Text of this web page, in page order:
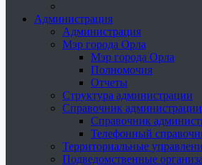
Администрация
Администрация
Мэр города Орла
Мэр города Орла
Полномочия
Отчеты
Структура администрации
Справочник администрации
Справочник
Телефонный
Территориальные
Подведомственные